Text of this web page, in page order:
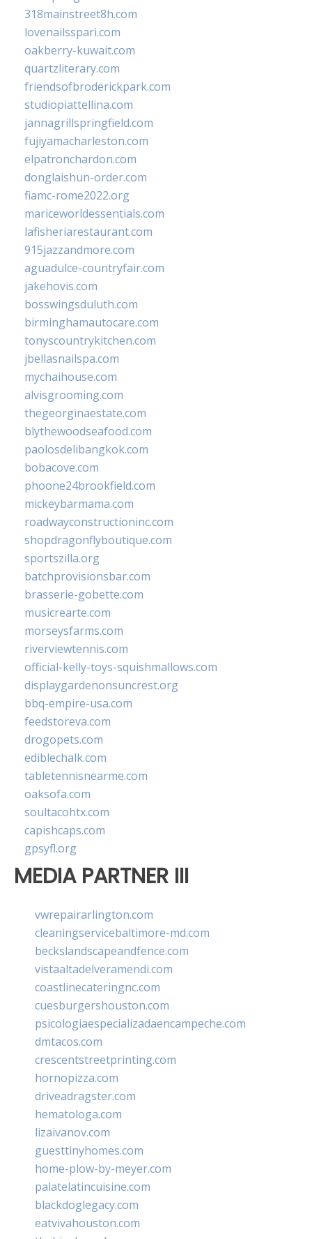
318mainstreet8h.com
lovenailsspari.com
oakberry-kuwait.com
quartzliterary.com
friendsofbroderickpark.com
studiopiattellina.com
jannagrillspringfield.com
fujiyamacharleston.com
elpatronchardon.com
donglaishun-order.com
fiamc-rome2022.org
mariceworldessentials.com
lafisheriarestaurant.com
915jazzandmore.com
aguadulce-countryfair.com
jakehovis.com
bosswingsduluth.com
birminghamautocare.com
tonyscountrykitchen.com
jbellasnailspa.com
mychaihouse.com
alvisgrooming.com
thegeorginaestate.com
blythewoodseafood.com
paolosdelibangkok.com
bobacove.com
phoone24brookfield.com
mickeybarmama.com
roadwayconstructioninc.com
shopdragonflyboutique.com
sportszilla.org
batchprovisionsbar.com
brasserie-gobette.com
musicrearte.com
morseysfarms.com
riverviewtennis.com
official-kelly-toys-squishmallows.com
displaygardenonsuncrest.org
bbq-empire-usa.com
feedstoreva.com
drogopets.com
ediblechalk.com
tabletennisnearme.com
oaksofa.com
soultacohtx.com
capishcaps.com
gpsyfl.org
MEDIA PARTNER III
vwrepairarlington.com
cleaningservicebaltimore-md.com
beckslandscapeandfence.com
vistaaltadelveramendi.com
coastlinecateringnc.com
cuesburgershouston.com
psicologiaespecializadaencampeche.com
dmtacos.com
crescentstreetprinting.com
hornopizza.com
driveadragster.com
hematologa.com
lizaivanov.com
guesttinyhomes.com
home-plow-by-meyer.com
palatelatincuisine.com
blackdoglegacy.com
eatvivahouston.com